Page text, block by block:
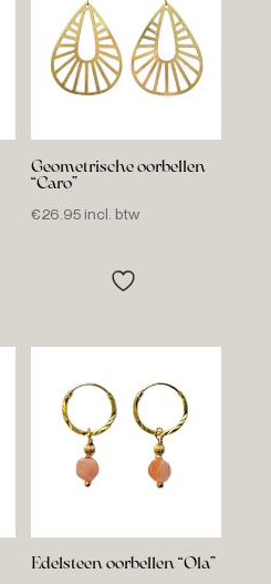
Geometrische oorbellen
“Caro”
€26.95 incl. btw
Edelsteen oorbellen “Ola”